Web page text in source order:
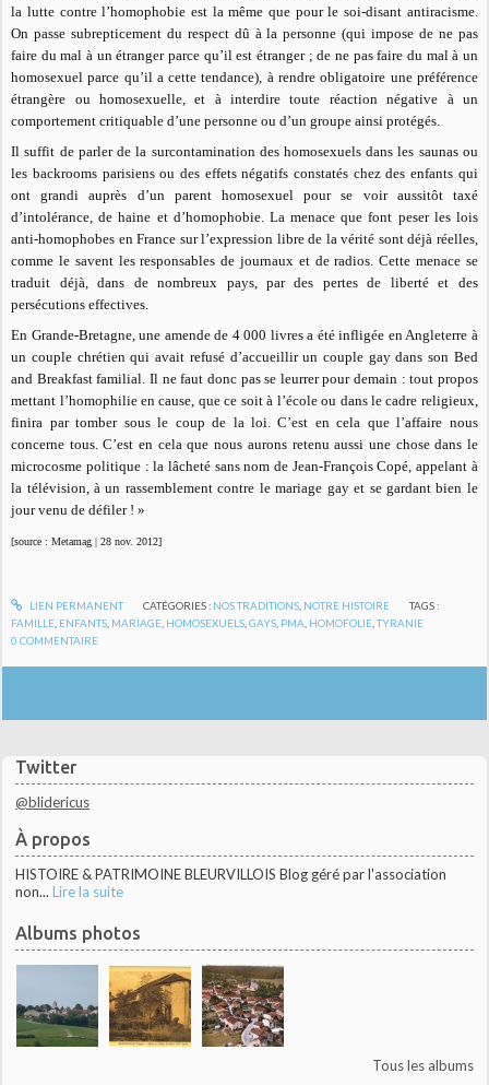
Twitter
@blidericus
À propos
HISTOIRE & PATRIMOINE BLEURVILLOIS Blog géré par l'association
non... Lire la suite
Albums photos
Tous les albums
la lutte contre l’homophobie est la même que pour le soi-disant antiracisme.
On passe subrepticement du respect dû à la personne (qui impose de ne pas
faire du mal à un étranger parce qu’il est étranger ; de ne pas faire du mal à un
homosexuel parce qu’il a cette tendance), à rendre obligatoire une préférence
étrangère ou homosexuelle, et à interdire toute réaction négative à un
comportement critiquable d’une personne ou d’un groupe ainsi protégés.
Il suffit de parler de la surcontamination des homosexuels dans les saunas ou
les backrooms parisiens ou des effets négatifs constatés chez des enfants qui
ont grandi auprès d’un parent homosexuel pour se voir aussitôt taxé
d’intolérance, de haine et d’homophobie. La menace que font peser les lois
anti-homophobes en France sur l’expression libre de la vérité sont déjà réelles,
comme le savent les responsables de journaux et de radios. Cette menace se
traduit déjà, dans de nombreux pays, par des pertes de liberté et des
persécutions effectives.
En Grande-Bretagne, une amende de 4 000 livres a été infligée en Angleterre à
un couple chrétien qui avait refusé d’accueillir un couple gay dans son Bed
and Breakfast familial. Il ne faut donc pas se leurrer pour demain : tout propos
mettant l’homophilie en cause, que ce soit à l’école ou dans le cadre religieux,
finira par tomber sous le coup de la loi. C’est en cela que l’affaire nous
concerne tous. C’est en cela que nous aurons retenu aussi une chose dans le
microcosme politique : la lâcheté sans nom de Jean-François Copé, appelant à
la télévision, à un rassemblement contre le mariage gay et se gardant bien le
jour venu de défiler ! »
[source : Metamag | 28 nov. 2012]
LIEN PERMANENT CATÉGORIES : NOS TRADITIONS, NOTRE HISTOIRE
TAGS :
FAMILLE ENFANTS MARIAGE HOMOSEXUELS ,GAYS PMA HOMOFOLIE ,TYRANIE
0 COMMENTAIRE